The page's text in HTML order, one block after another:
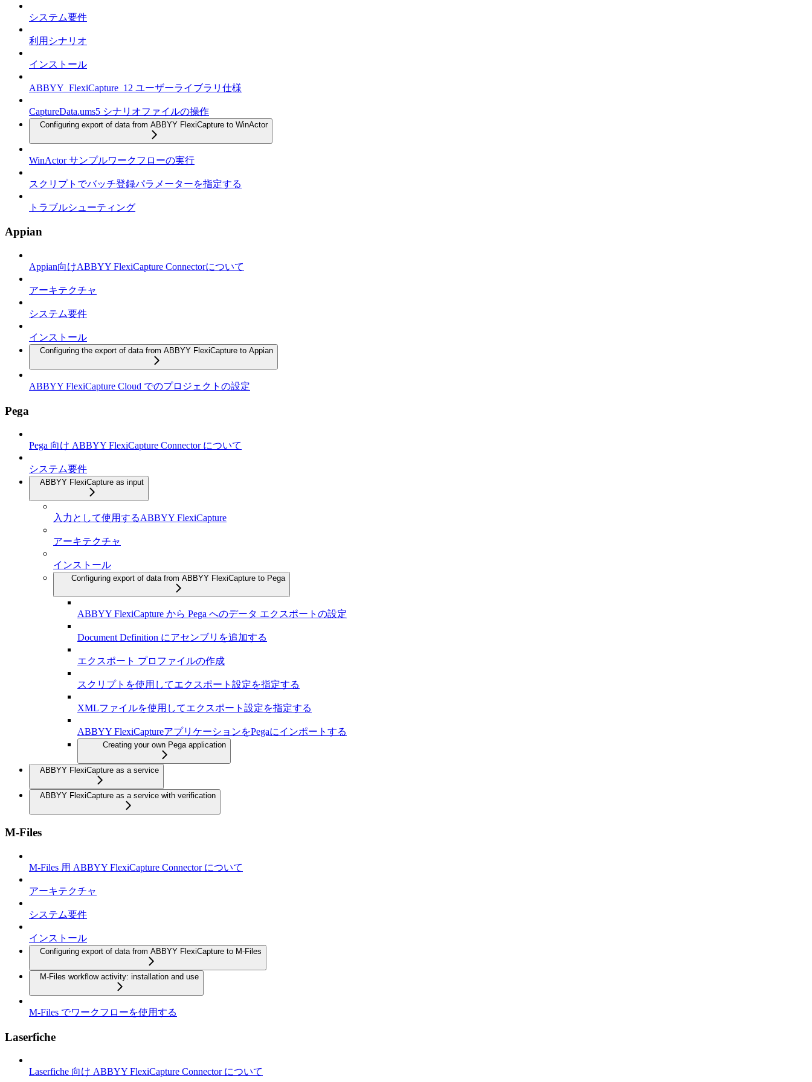
システム要件
利用シナリオ
インストール
ABBYY_FlexiCapture_12 ユーザーライブラリ仕様
CaptureData.ums5 シナリオファイルの操作
Configuring export of data from ABBYY FlexiCapture to WinActor
WinActor サンプルワークフローの実行
スクリプトでバッチ登録パラメーターを指定する
トラブルシューティング
Appian
Appian向けABBYY FlexiCapture Connectorについて
アーキテクチャ
システム要件
インストール
Configuring the export of data from ABBYY FlexiCapture to Appian
ABBYY FlexiCapture Cloud でのプロジェクトの設定
Pega
Pega 向け ABBYY FlexiCapture Connector について
システム要件
ABBYY FlexiCapture as input
入力として使用するABBYY FlexiCapture
アーキテクチャ
インストール
Configuring export of data from ABBYY FlexiCapture to Pega
ABBYY FlexiCapture から Pega へのデータ エクスポートの設定
Document Definition にアセンブリを追加する
エクスポート プロファイルの作成
スクリプトを使用してエクスポート設定を指定する
XMLファイルを使用してエクスポート設定を指定する
ABBYY FlexiCaptureアプリケーションをPegaにインポートする
Creating your own Pega application
ABBYY FlexiCapture as a service
ABBYY FlexiCapture as a service with verification
M-Files
M-Files 用 ABBYY FlexiCapture Connector について
アーキテクチャ
システム要件
インストール
Configuring export of data from ABBYY FlexiCapture to M-Files
M-Files workflow activity: installation and use
M-Files でワークフローを使用する
Laserfiche
Laserfiche 向け ABBYY FlexiCapture Connector について